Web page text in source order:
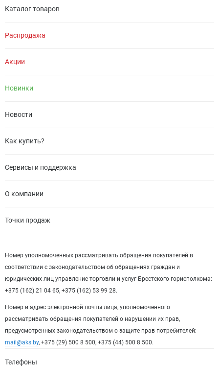
Каталог товаров
Распродажа
Акции
Новинки
Новости
Как купить?
Сервисы и поддержка
О компании
Точки продаж
Номер уполномоченных рассматривать обращения покупателей в
соответствии с законодательством об обращениях граждан и
юридических лиц управление торговли и услуг Брестского горисполкома:
+375 (162) 21 04 65, +375 (162) 53 99 28.
Номер и адрес электронной почты лица, уполномоченного
рассматривать обращения покупателей о нарушении их прав,
предусмотренных законодательством о защите прав потребителей:
mail@aks.by, +375 (29) 500 8 500, +375 (44) 500 8 500.
Телефоны